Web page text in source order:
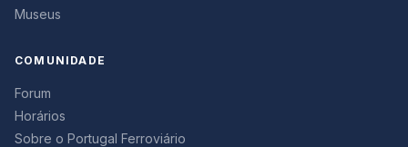
Museus
COMUNIDADE
Forum
Horários
Sobre o Portugal Ferroviário